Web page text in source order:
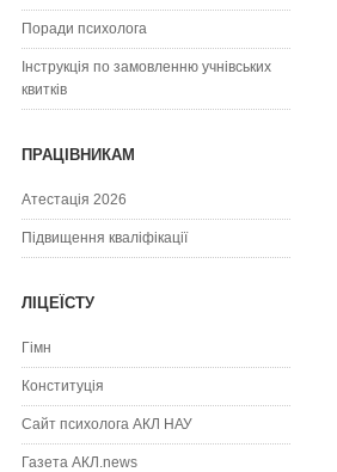
Поради психолога
Інструкція по замовленню учнівських
квитків
ПРАЦІВНИКАМ
Атестація 2026
Підвищення кваліфікації
ЛІЦЕЇСТУ
Гімн
Конституція
Сайт психолога АКЛ НАУ
Газета АКЛ.news